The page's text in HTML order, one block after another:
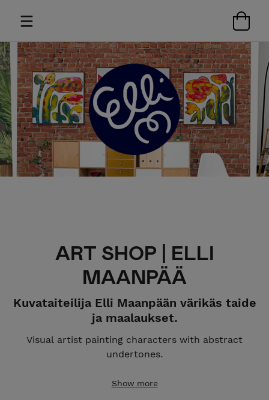
ART SHOP | ELLI
MAANPÄÄ
Kuvataiteilija Elli Maanpään värikäs taide
ja maalaukset.
Visual artist painting characters with abstract
undertones.
Meilahden Tilajakamo, Helsinki, Finland.
Show more